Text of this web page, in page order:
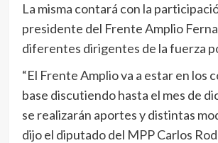
La misma contará con la
presidente del Frente Amplio
diferentes dirigentes de la fuerza
“El Frente Amplio va a estar en los
base discutiendo hasta el mes de
se realizarán aportes y distintas
dijo el diputado del MPP Carlos